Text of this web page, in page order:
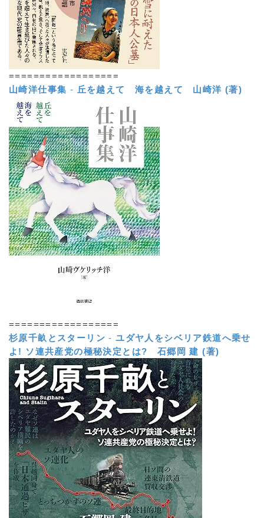
==================
山崎洋仕事集 - 丘を越えて 海を越えて 山崎洋 (著)
==================
杉原千畝とスターリン -ユダヤ人をシベリア鉄道へ乗せ
よ! ソ連共産党の極秘決定とは?
石郷岡 建 (著)